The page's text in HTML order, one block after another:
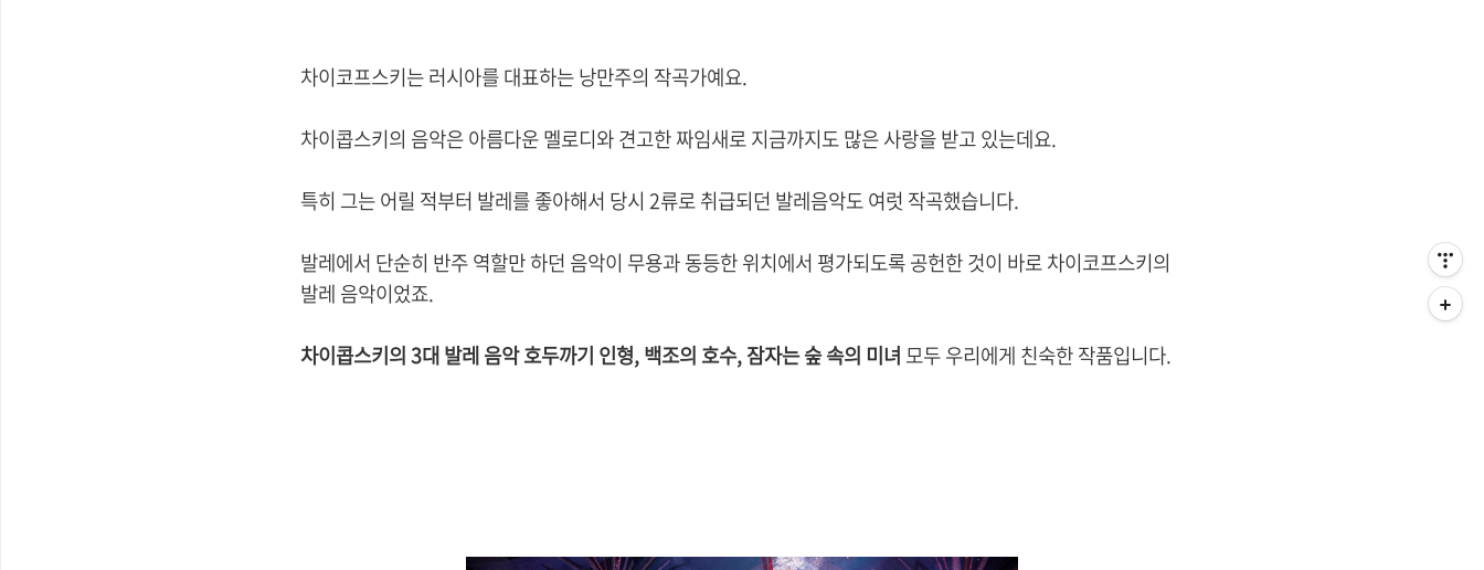
차이코프스키는 러시아를 대표하는 낭만주의 작곡가예요.
차이콥스키의 음악은 아름다운 멜로디와 견고한 짜임새로 지금까지도 많은 사랑을 받고 있는데요.
특히 그는 어릴 적부터 발레를 좋아해서 당시 2류로 취급되던 발레음악도 여럿 작곡했습니다.
발레에서 단순히 반주 역할만 하던 음악이 무용과 동등한 위치에서 평가되도록 공헌한 것이 바로 차이코프스키의
발레 음악이었죠.
차이콥스키의 3대 발레 음악 호두까기 인형, 백조의 호수, 잠자는 숲 속의 미녀 모두 우리에게 친숙한 작품입니다.